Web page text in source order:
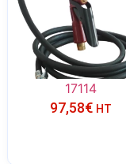
17114
97,58€ HT